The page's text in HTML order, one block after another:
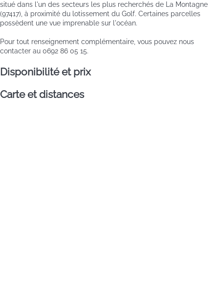
situé dans l'un des secteurs les plus recherchés de La Montagne
(97417), à proximité du lotissement du Golf. Certaines parcelles
possèdent une vue imprenable sur l'océan.
Pour tout renseignement complémentaire, vous pouvez nous
contacter au 0692 86 05 15.
Disponibilité et prix
Carte et distances